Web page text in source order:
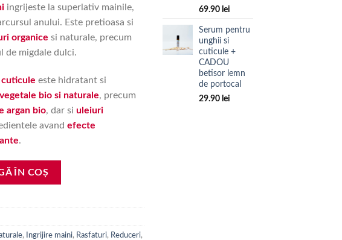
ingrijeste la superlativ mainile,
anului. Este pretioasa si
organice si naturale, precum
de migdale dulci.
este hidratant si
bio si naturale, precum
argan bio, dar si uleiuri
avand efecte
.
pentru maini + CADOU betisor lemn de portocal
ÎN COȘ
, Ingrijire maini, Rasfaturi, Reduceri,
69.90 lei
Serum pentru
unghii si
cuticule +
CADOU
betisor lemn
de portocal
29.90 lei